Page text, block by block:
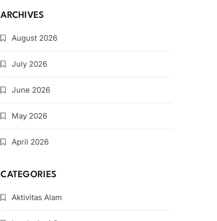
ARCHIVES
August 2026
July 2026
June 2026
May 2026
April 2026
CATEGORIES
Aktivitas Alam